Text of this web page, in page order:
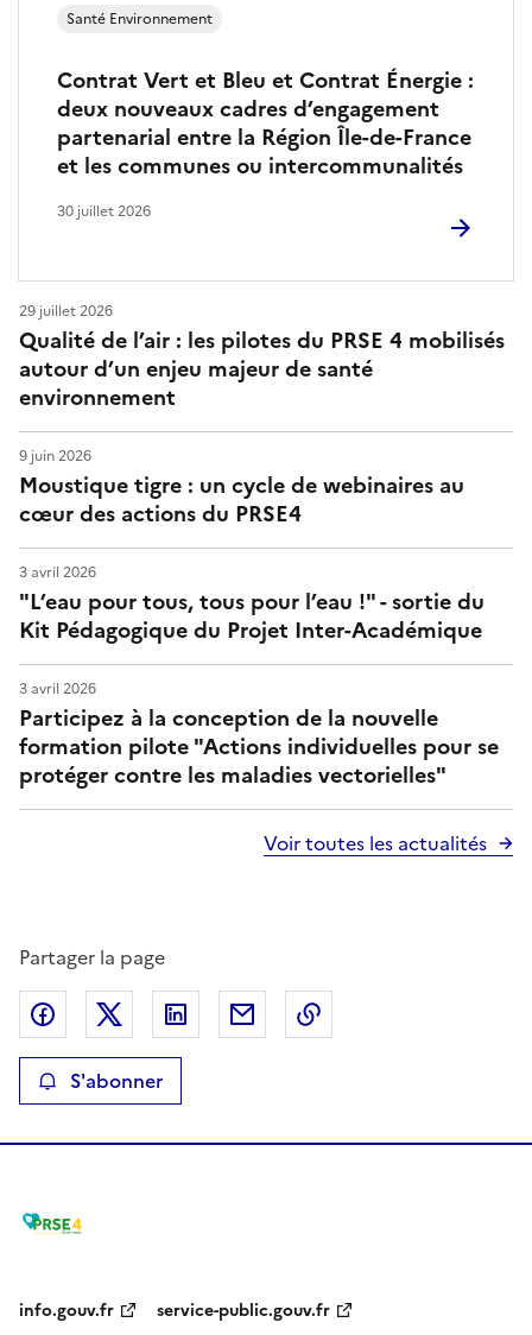
n
t
-
Î
l
e
-
d
e
-
F
r
c
e
Contrat Vert et Bleu et Contrat Énergie :
deux nouveaux cadres d’engagement
partenarial entre la Région Île-de-France
et les communes ou intercommunalités
Santé Environnement
30 juillet 2026
Qualité de l’air : les pilotes du PRSE 4 mobilisés
autour d’un enjeu majeur de santé
environnement
29 juillet 2026
Moustique tigre : un cycle de webinaires au
cœur des actions du PRSE4
9 juin 2026
"L’eau pour tous, tous pour l’eau !" - sortie du
Kit Pédagogique du Projet Inter-Académique
3 avril 2026
Participez à la conception de la nouvelle
formation pilote "Actions individuelles pour se
protéger contre les maladies vectorielles"
3 avril 2026
Voir toutes les actualités
Partager la page
Partager sur Facebook
Partager sur XPartager sur LinkedIn
Partager par email
S'abonner
info.gouv.fr service-public.gouv.fr